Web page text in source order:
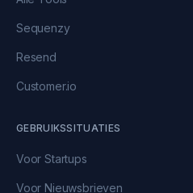
Sequenzy
Resend
Customer.io
GEBRUIKSSITUATIES
Voor Startups
Voor Nieuwsbrieven